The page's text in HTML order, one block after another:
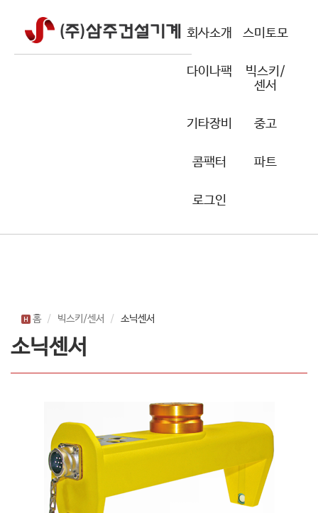
회사소개 스미토모
다이나팩
빅스키/
센서
기타장비 중고
콤팩터 파트
로그인
홈 빅스키/센서 소닉센서
소닉센서